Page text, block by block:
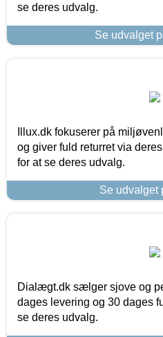
se deres udvalg.
Se udvalget
Illux.dk fokuserer på
og giver fuld returret via
for at se deres udvalg.
Se udvalget
Dialægt.dk sælger sjove og
dages levering og 30 dages
se deres udvalg.